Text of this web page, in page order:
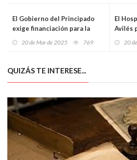
El Gobierno del Principado
exige financiación para la
extrema derecha
20 de Mar de 2025 769
El
Avilés
20
QUIZÁS TE INTERESE...